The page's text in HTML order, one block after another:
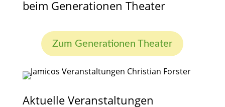
beim Generationen Theater
Zum Generationen Theater
Aktuelle Veranstaltungen